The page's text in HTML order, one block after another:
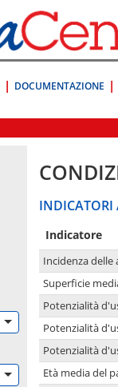
DOCUMENTAZIONE
INDICATORI
Indicatore
Incidenza
Superficie
Potenzialità
Potenzialità
Potenzialità
Età media del